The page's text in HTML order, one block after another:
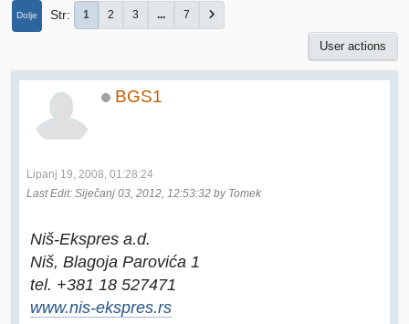
Dolje Str 1 2 3 ... 7
User actions
BGS1
Lipanj 19, 2008, 01:28:24
Last Edit: Siječanj 03, 2012, 12:53:32 by Tomek
Niš-Ekspres a.d.
Niš, Blagoja Parovića 1
tel. +381 18 527471
www.nis-ekspres.rs